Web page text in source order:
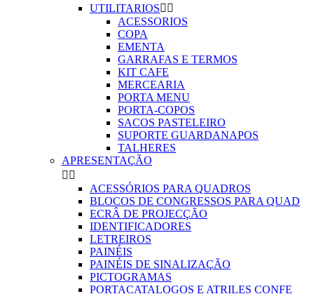
UTILITARIOS 
ACESSORIOS
COPA
EMENTA
GARRAFAS E TERMOS
KIT CAFE
MERCEARIA
PORTA MENU
PORTA-COPOS
SACOS PASTELEIRO
SUPORTE GUARDANAPOS
TALHERES
APRESENTAÇÃO
 
ACESSÓRIOS PARA QUADROS
BLOCOS DE CONGRESSOS PARA QUAD
ECRÂ DE PROJECÇÃO
IDENTIFICADORES
LETREIROS
PAINÉIS
PAINÉIS DE SINALIZAÇÃO
PICTOGRAMAS
PORTACATALOGOS E ATRILES CONFE